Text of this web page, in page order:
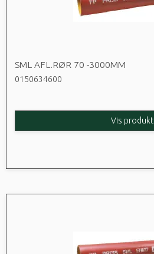
SML AFL.RØR 70 -3000MM
0150634600
Vis produkt